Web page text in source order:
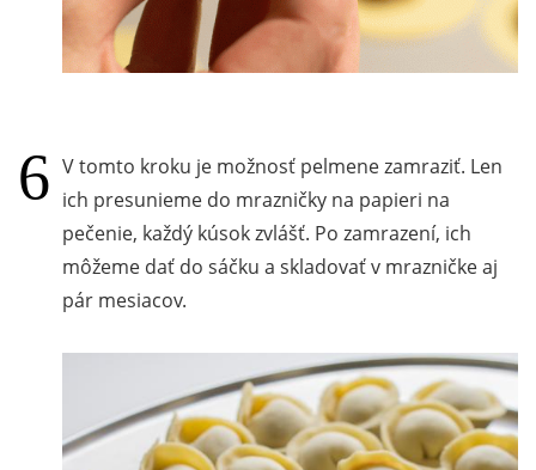
V tomto kroku je možnosť pelmene zamraziť. Len
ich presunieme do mrazničky na papieri na
pečenie, každý kúsok zvlášť. Po zamrazení, ich
môžeme dať do sáčku a skladovať v mrazničke aj
pár mesiacov.